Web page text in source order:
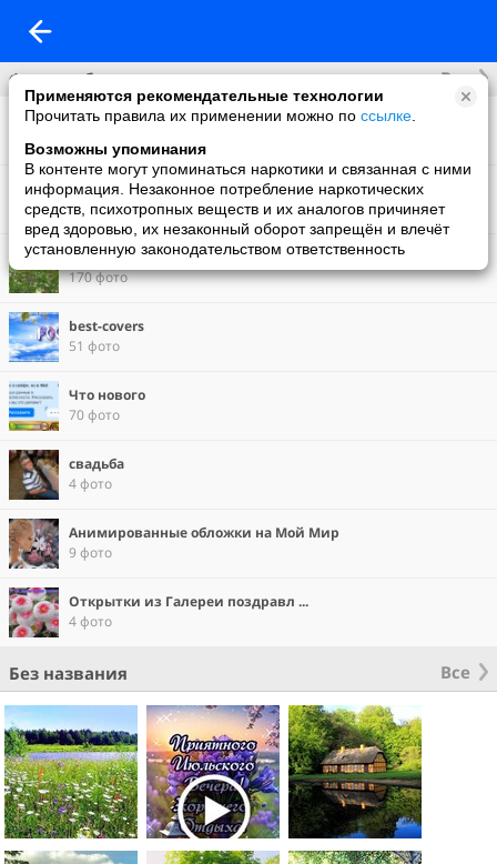
Применяются рекомендательные технологии
Прочитать правила их применении можно по ссылке
Возможны упоминания
В контенте могут упоминаться наркотики и связанная с ними
информация. Незаконное потребление наркотических
средств, психотропных веществ и их аналогов причиняет
вред здоровью, их незаконный оборот запрещён и влечёт
установленную законодательством ответственность
Фотоальбомы Все
3D gallery
Анимация
1 фото
Фон на обложку
170 фото
best-covers
51 фото
Что нового
70 фото
свадьба
4 фото
Анимированные обложки на Мой Мир
9 фото
Открытки из Галереи поздравл ...
4 фото
Без названия Все